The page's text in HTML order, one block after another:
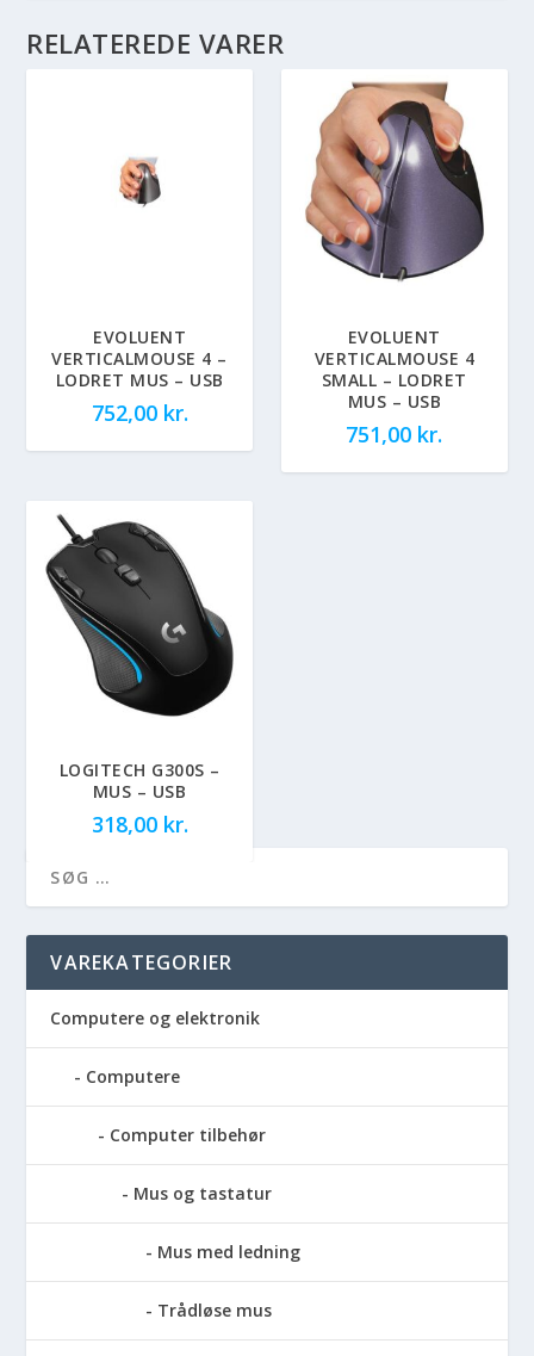
RELATEREDE VARER
EVOLUENT
VERTICALMOUSE 4 –
LODRET MUS – USB
752,00 kr.
EVOLUENT
VERTICALMOUSE 4
SMALL – LODRET
MUS – USB
751,00 kr.
LOGITECH G300S –
MUS – USB
318,00 kr.
VAREKATEGORIER
Computere og elektronik
Computere
Computer tilbehør
Mus og tastatur
Mus med ledning
Trådløse mus